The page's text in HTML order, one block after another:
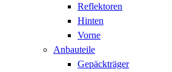
Reflektoren
Hinten
Vorne
Anbauteile
Gepäckträger